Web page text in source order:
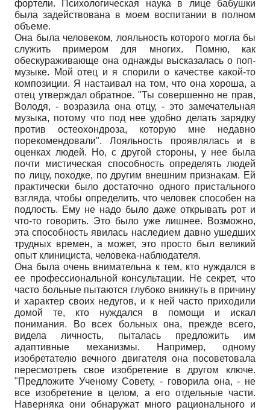
фортели. Психологическая наука в лице бабушки
была задействована в моем воспитании в полном
объеме.
Она была человеком, лояльность которого могла бы
служить примером для многих. Помню, как
обескураживающе она однажды высказалась о поп-
музыке. Мой отец и я спорили о качестве какой-то
композиции. Я настаивал на том, что она хороша, а
отец утверждал обратное. "Ты совершенно не прав,
Володя, - возразила она отцу, - это замечательная
музыка, потому что под нее удобно делать зарядку
против остеохондроза, которую мне недавно
порекомендовали". Лояльность проявлялась и в
оценках людей. Но, с другой стороны, у нее была
почти мистическая способность определять людей
по лицу, походке, по другим внешним признакам. Ей
практически было достаточно одного пристального
взгляда, чтобы определить, что человек способен на
подлость. Ему не надо было даже открывать рот и
что-то говорить. Это было уже лишнее. Возможно,
эта способность явилась наследием давно ушедших
трудных времен, а может, это просто был великий
опыт клинициста, человека-наблюдателя.
Она была очень внимательна к тем, кто нуждался в
ее профессиональной консультации. Не секрет, что
часто больные пытаются глубоко вникнуть в причину
и характер своих недугов, и к ней часто приходили
домой те, кто нуждался в помощи и искал
понимания. Во всех больных она, прежде всего,
видела личность, пыталась предложить им
адаптивные механизмы. Например, одному
изобретателю вечного двигателя она посоветовала
пересмотреть свое изобретение в другом ключе.
"Предложите Ученому Совету, - говорила она, - не
все изобретение в целом, а его отдельные части.
Наверняка они обнаружат много рационального и